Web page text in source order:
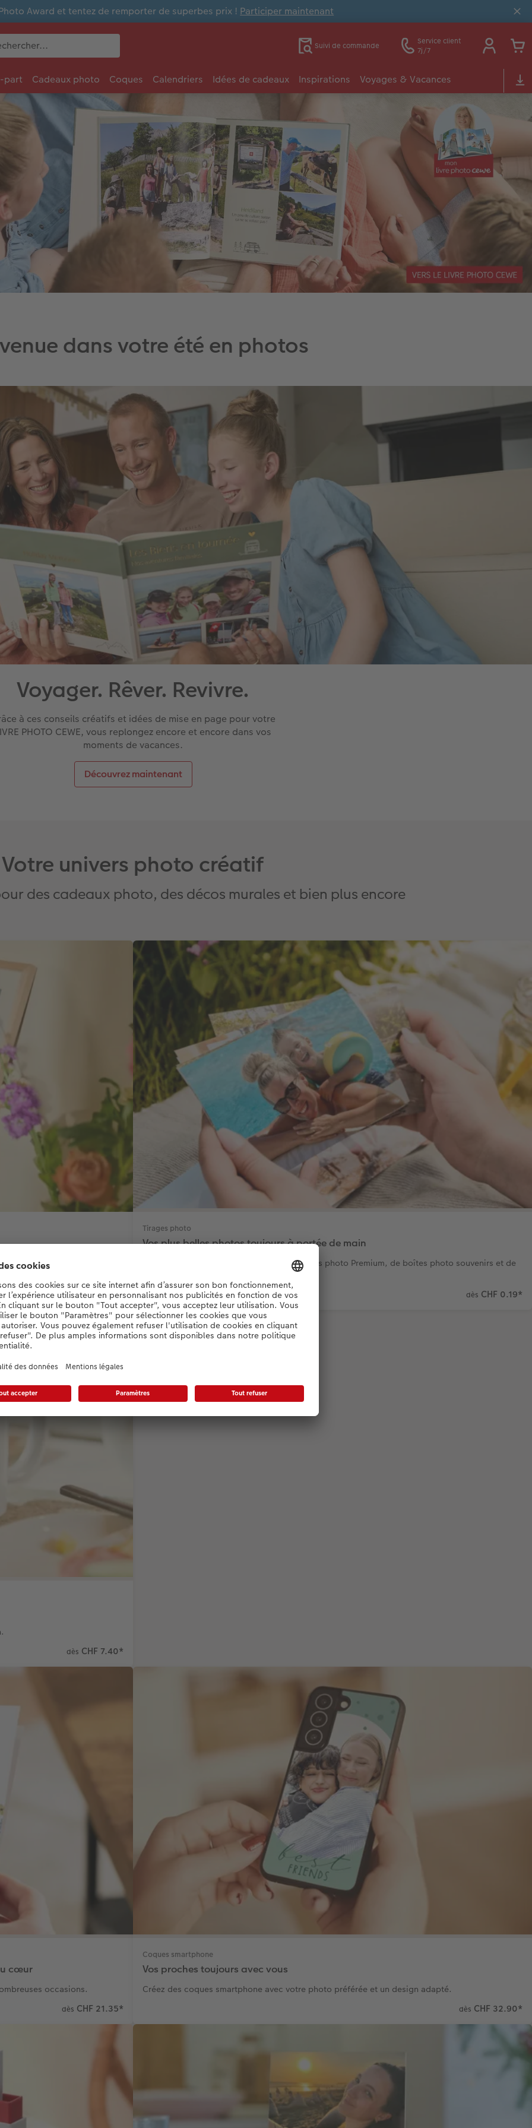
Award et tentez de remporter de superbes prix ! Participer maintenant
Suivi de commande
Service client
7j/7
part Cadeaux photo Coques Calendriers Idées de cadeaux Inspirations Voyages & Vacances
dans votre été en photos
Voyager. Rêver. Revivre.
à ces conseils créatifs et idées de mise en page pour votre
PHOTO CEWE, vous replongez encore et encore dans vos
moments de vacances.
Découvrez maintenant
Votre univers photo créatif
des cadeaux photo, des décos murales et bien plus encore
murale.
dèsCHF 7.40*
Tirages photo
Vos plus belles photos toujours à portée de main
Des souvenirs précieux sous forme de tirages photo Premium, de boîtes photo souvenirs et de
dès CHF 0.19*
dès CHF 7.40*
cœur
occasions.
dès CHF 21.35*
Coques smartphone
Vos proches toujours avec vous
Créez des coques smartphone avec votre photo préférée et un design adapté.
dès CHF 32.90*